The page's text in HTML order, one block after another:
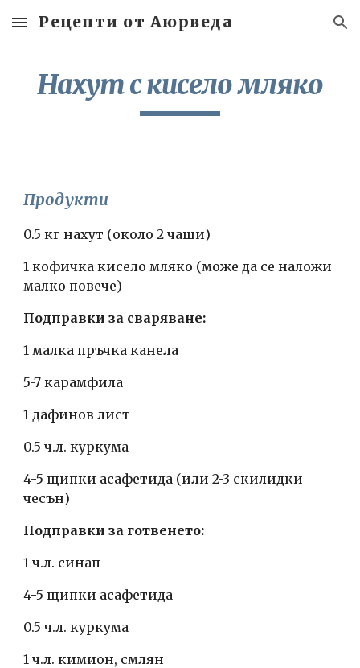
Skip to main content Skip to navigation
Рецепти от Аюрведа
Нахут с кисело мляко
Продукти
0.5 кг нахут (около 2 чаши)
1 кофичка кисело мляко (може да се наложи
малко повече)
Подправки за сваряване:
1 малка пръчка канела
5-7 карамфила
1 дафинов лист
0.5 ч.л. куркума
4-5 щипки асафетида (или 2-3 скилидки
чесън)
Подправки за готвенето:
1 ч.л. синап
4-5 щипки асафетида
0.5 ч.л. куркума
1 ч.л. кимион, смлян